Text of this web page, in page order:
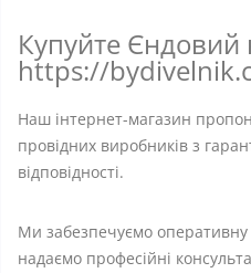
Купуйте Єндовий
https://
Наш інтернет-магазин
провідних виробників з
відповідності.
Ми забезпечуємо оперативну
надаємо професійні